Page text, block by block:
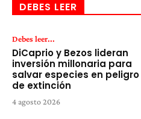
DEBES LEER
Debes leer...
DiCaprio y Bezos lideran
inversión millonaria para
salvar especies en peligro
de extinción
4 agosto 2026